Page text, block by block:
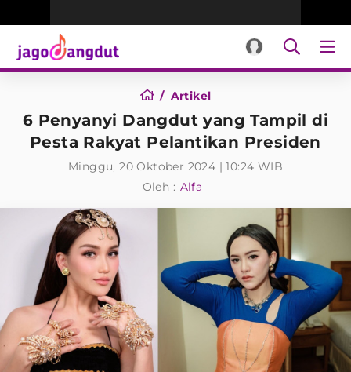
Artikel
6 Penyanyi Dangdut yang Tampil di
Pesta Rakyat Pelantikan Presiden
Minggu, 20 Oktober 2024 | 10:24 WIB
Oleh : Alfa